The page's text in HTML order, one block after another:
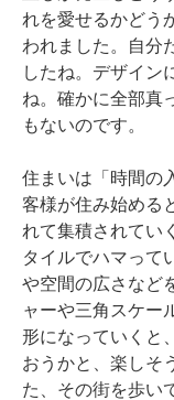
れを愛せるかどう
われました。自分
したね。デザイン
ね。確かに全部真
もないのです。
住まいは「時間の
客様が住み始める
れて集積されてい
タイルでハマって
や空間の広さなど
ャーや三角スケー
形になっていくと
おうかと、楽しそ
た、その街を歩い